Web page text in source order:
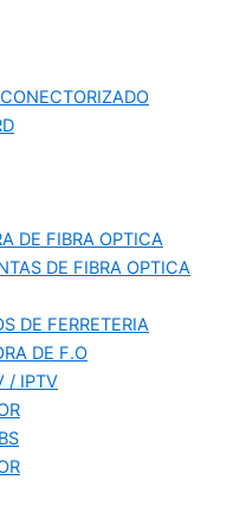
DE FIBRA OPTICA
DE FIBRA OPTICA
DE FERRETERIA
DE F.O
/ IPTV